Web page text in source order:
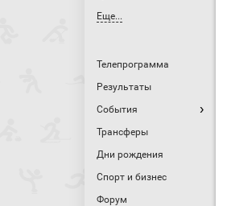
Еще...
Телепрограмма
Результаты
События
Трансферы
Дни рождения
Спорт и бизнес
Форум